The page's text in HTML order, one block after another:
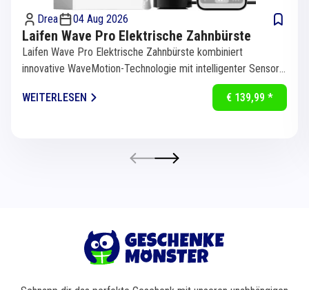
Drea 04 Aug 2026
Laifen Wave Pro Elektrische Zahnbürste
Laifen Wave Pro Elektrische Zahnbürste kombiniert
innovative WaveMotion-Technologie mit intelligenter Sensorik
WEITERLESEN
€ 139,99 *